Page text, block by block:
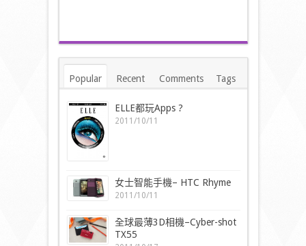
Popular Recent Comments Tags
ELLE都玩Apps ?
2011/10/11
女士智能手機– HTC Rhyme
2011/10/11
全球最薄3D相機–Cyber-shot
TX55